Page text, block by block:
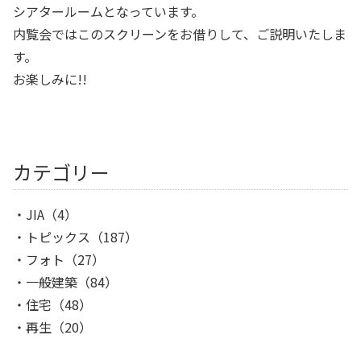
シアタールームとなっています。
内覧会ではこのスクリーンをお借りして、ご説明いたしま
す。
お楽しみに!!
カテゴリー
JIA （4）
トピックス （187）
フォト （27）
一般建築 （84）
住宅 （48）
再生 （20）